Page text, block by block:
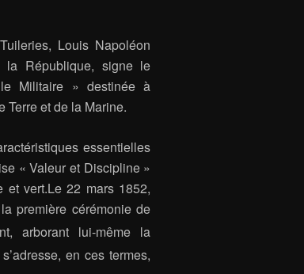
Louis Napoléon
la République, signe le
Militaire » destinée à
Terre et de la Marine.
essentielles
« Valeur et Discipline »
vert.Le 22 mars 1852,
première cérémonie de
arborant lui-même la
en ces termes,